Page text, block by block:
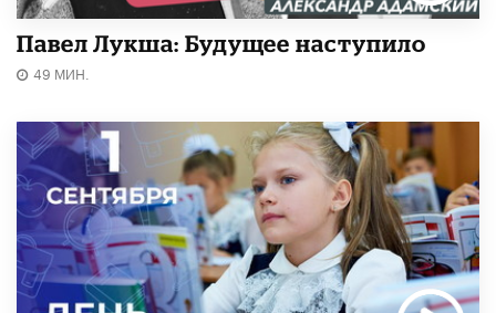
Павел Лукша: Будущее наступило
49 МИН.